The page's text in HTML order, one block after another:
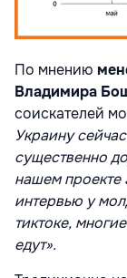
По мнению
Владимира
соискателей
Украину
существенно
нашем проекте
интервью у
тиктоке,
едут».